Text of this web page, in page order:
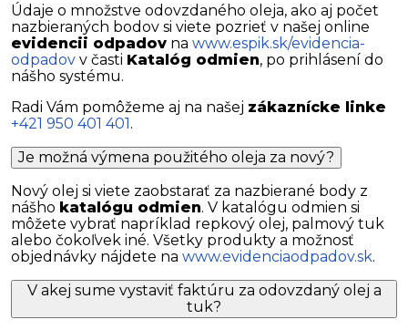
Údaje o množstve odovzdaného oleja, ako aj počet
nazbieraných bodov si viete pozrieť v našej online
evidencii odpadov na www.espik.sk/evidencia-
odpadov v časti Katalóg odmien, po prihlásení do
nášho systému.
Radi Vám pomôžeme aj na našej zákaznícke linke
+421 950 401 401.
Je možná výmena použitého oleja za nový?
Nový olej si viete zaobstarať za nazbierané body z
nášho katalógu odmien. V katalógu odmien si
môžete vybrať napríklad repkový olej, palmový tuk
alebo čokoľvek iné. Všetky produkty a možnosť
objednávky nájdete na www.evidenciaodpadov.sk.
V akej sume vystaviť faktúru za odovzdaný olej a
tuk?